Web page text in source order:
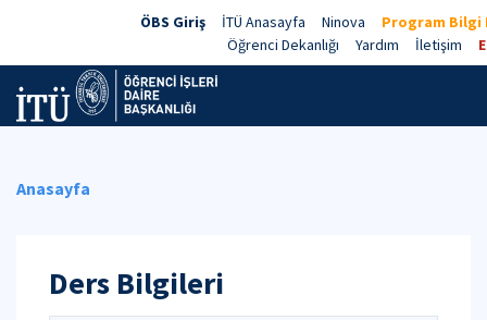
ÖBS Giriş İTÜ Anasayfa Ninova
Program Bilgi
Öğrenci Dekanlığı
Yardım İletişim
Anasayfa
Ders Bilgileri